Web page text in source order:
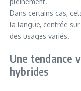
pleinement.
Dans certains cas,
la langue, centrée
des usages variés.
Une tendance
hybrides